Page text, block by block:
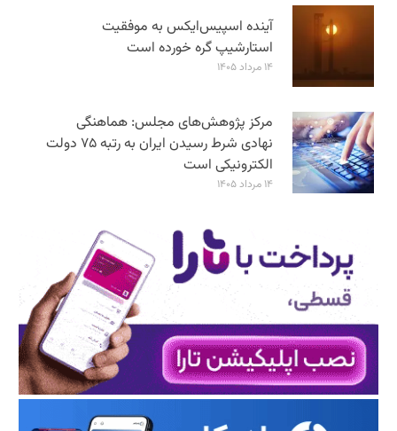
آینده اسپیس‌ایکس به موفقیت
استارشیپ گره خورده است
۱۴ مرداد ۱۴۰۵
مرکز پژوهش‌های مجلس: هماهنگی
نهادی شرط رسیدن ایران به رتبه ۷۵ دولت
الکترونیکی است
۱۴ مرداد ۱۴۰۵